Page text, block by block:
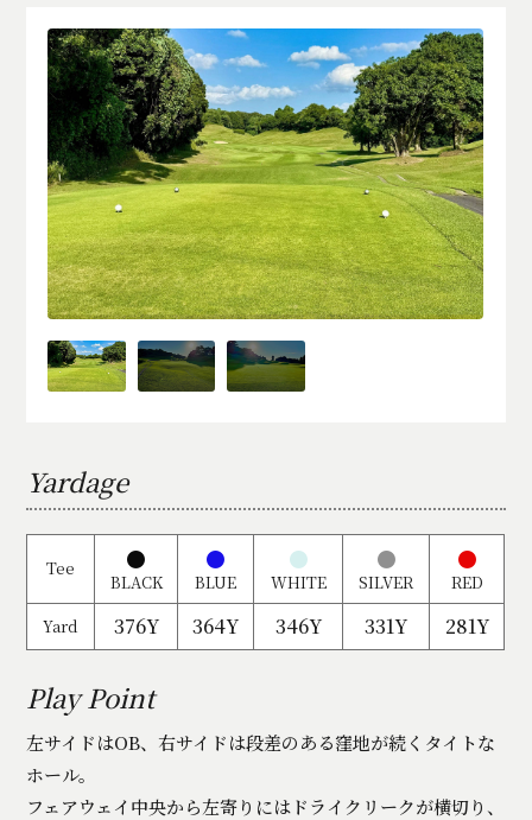
Yardage
Tee ●
BLACK
●
BLUE
●
WHITE
●
SILVER
●
RED
Yard
376Y 364Y 346Y 331Y 281Y
Play Point
左サイドはOB、右サイドは段差のある窪地が続くタイトな
ホール。
フェアウェイ中央から左寄りにはドライクリークが横切り、